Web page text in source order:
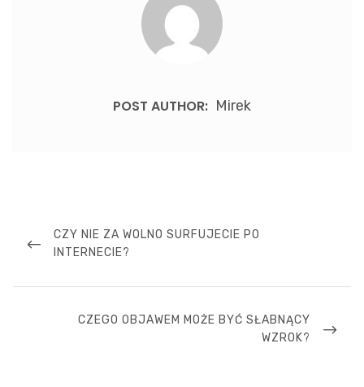
POST AUTHOR: Mirek
wpisuPREVIOUS
POST
CZY NIE ZA WOLNO SURFUJECIE PO
INTERNECIE?
NEXT
CZEGO OBJAWEM MOŻE BYĆ SŁABNĄCY
WZROK?